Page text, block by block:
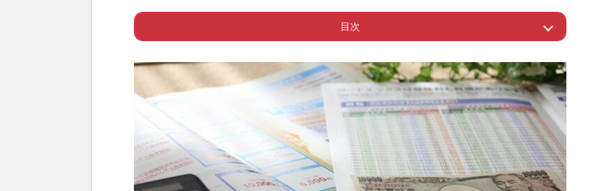
t
e
目次
Page 1
ー がん保険の見直しを忘れずに
ー ひと昔前の保険では保障されない“がん”も
ー 保障内容が細分化し保険料が高くなりがち
ー 「使えないがん保険」必要なときに下りなかった！
Page 3 ー がん保険とがん特約、使い分けのポイントは